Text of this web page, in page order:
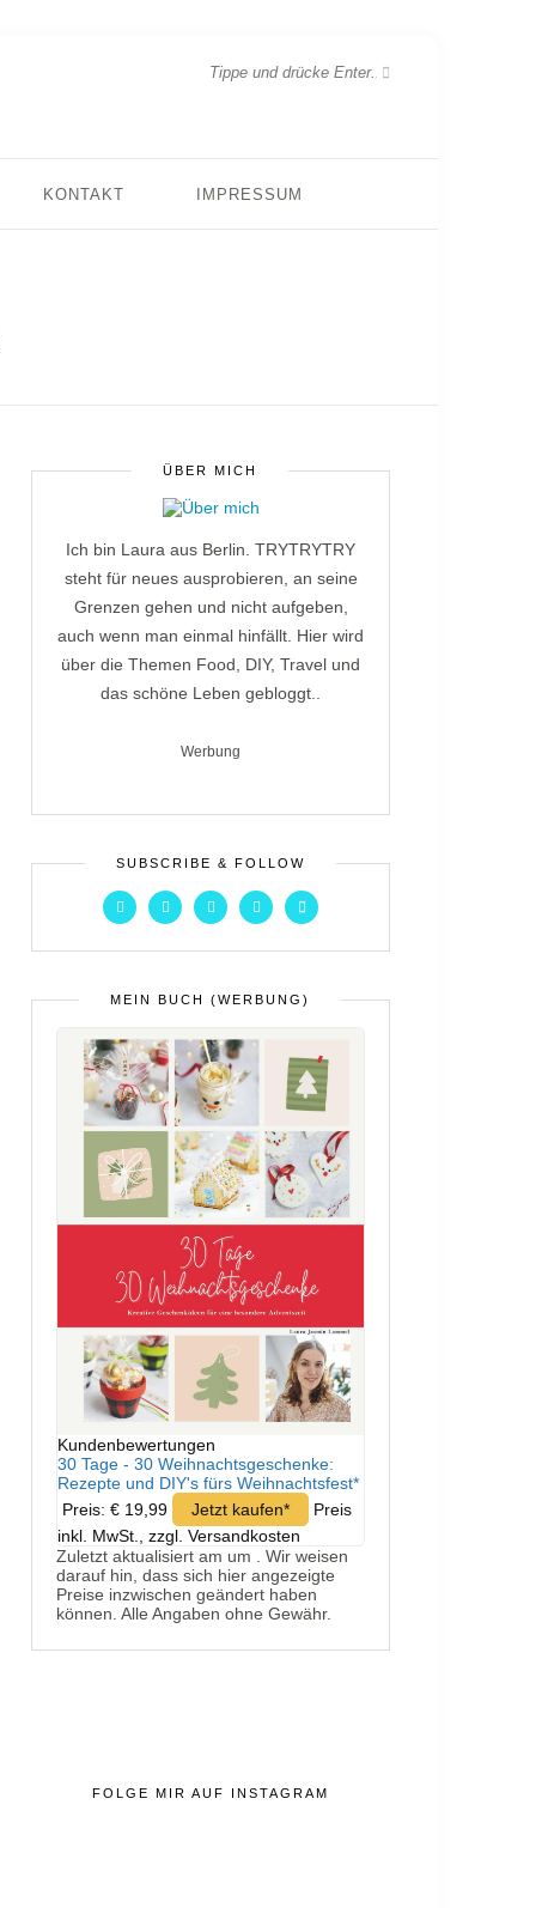
KONTAKT IMPRESSUM
ÜBER MICH
Ich bin Laura aus Berlin. TRYTRYTRY
steht für neues ausprobieren, an seine
Grenzen gehen und nicht aufgeben,
auch wenn man einmal hinfällt. Hier wird
über die Themen Food, DIY, Travel und
das schöne Leben gebloggt..
Werbung
SUBSCRIBE & FOLLOW
MEIN BUCH (WERBUNG)
Kundenbewertungen
30 Tage - 30 Weihnachtsgeschenke:
Rezepte und DIY's fürs Weihnachtsfest*
Preis: € 19,99
Jetzt kaufen*
Preis
inkl. MwSt., zzgl. Versandkosten
Zuletzt aktualisiert am um . Wir weisen
darauf hin, dass sich hier angezeigte
Preise inzwischen geändert haben
können. Alle Angaben ohne Gewähr.
FOLGE MIR AUF INSTAGRAM